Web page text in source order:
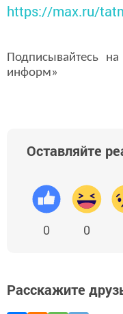
https://max.ru/
Подписывайтесь
информ»
Оставляйте
0 0
Расскажите